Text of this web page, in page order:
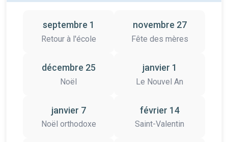
septembre 1
Retour à l'école
novembre 27
Fête des mères
décembre 25
Noël
janvier 1
Le Nouvel An
janvier 7
Noël orthodoxe
février 14
Saint-Valentin